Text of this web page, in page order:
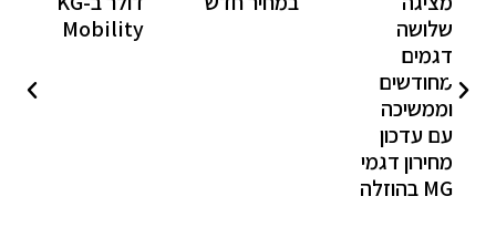
שלושה
דגמים
מחודשים
וממשיכה
עם עדכון
מחירון דגמי
MG בהוזלה
Mobility